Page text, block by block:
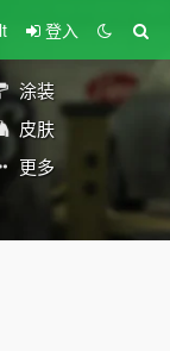
登入
涂装
皮肤
更多